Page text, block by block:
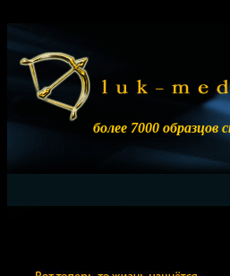
более 7000 образцов